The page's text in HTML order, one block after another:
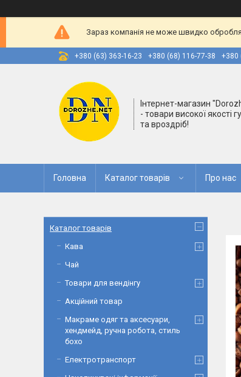
Зараз компанія не може швидко
+380 (63) 363-16-23 +380 (68) 116-77-38 +380
Інтернет-магазин
- товари високої якості
та вроздріб!
Головна Каталог товарів Про нас
Каталог товарів
Кава
Чай
Товари для вендінгу
Акційний товар
Макраме одяг та аксесуари,
хендмейд, ручна робота, стиль
бохо
Електротранспорт